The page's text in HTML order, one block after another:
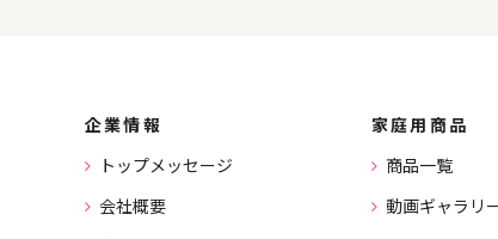
企業情報
トップメッセージ
会社概要
家庭用商品
商品一覧
動画ギャラリ